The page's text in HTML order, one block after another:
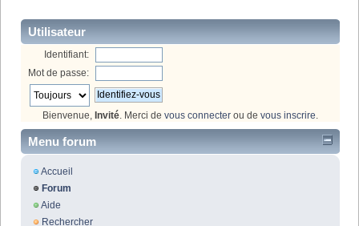
Utilisateur
Identifiant:
Mot de passe:
Bienvenue, Invité . Merci de vous connecter ou de vous inscrire
Menu forum
Accueil
Forum
Aide
Rechercher